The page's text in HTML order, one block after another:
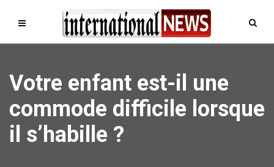
Votre enfant est-il une
commode difficile lorsque
il s’habille ?